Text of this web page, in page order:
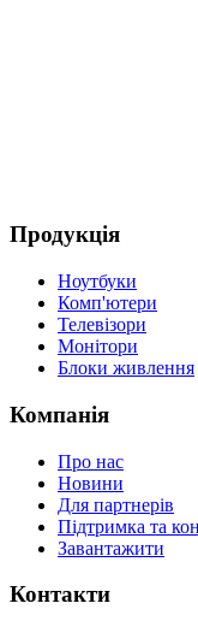
Продукція
Ноутбуки
Комп'ютери
Телевізори
Монітори
Блоки живлення
Компанія
Про нас
Новини
Для партнерів
Підтримка та
Завантажити
Контакти